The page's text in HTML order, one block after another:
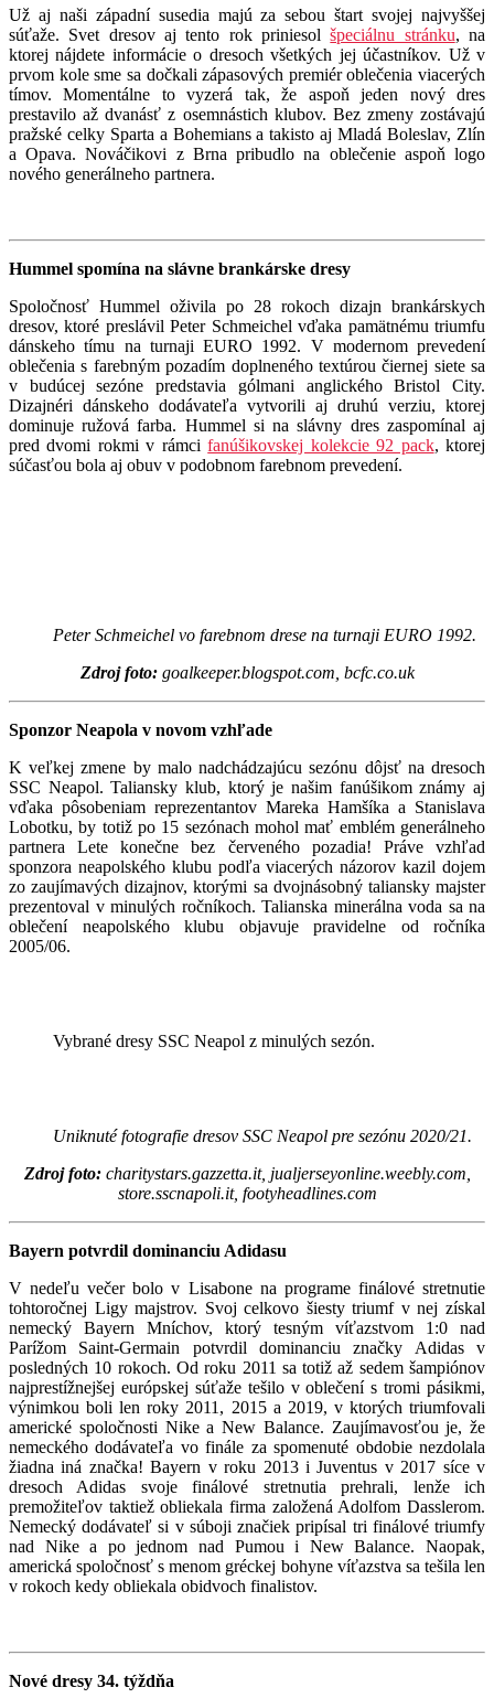
Už aj naši západní susedia majú za sebou štart svojej najvyššej
súťaže. Svet dresov aj tento rok priniesolšpeciálnu stránku, na
ktorej nájdete informácie o dresoch všetkých jej účastníkov. Už v
prvom kole sme sa dočkali zápasových premiér oblečenia viacerých
tímov. Momentálne to vyzerá tak, že aspoň jeden nový dres
prestavilo až dvanásť z osemnástich klubov. Bez zmeny zostávajú
pražské celky Sparta a Bohemians a takisto aj Mladá Boleslav, Zlín
a Opava. Nováčikovi z Brna pribudlo na oblečenie aspoň logo
nového generálneho partnera.
Hummel spomína na slávne brankárske dresy
Spoločnosť Hummel oživila po 28 rokoch dizajn brankárskych
dresov, ktoré preslávil Peter Schmeichel vďaka pamätnému triumfu
dánskeho tímu na turnaji EURO 1992. V modernom prevedení
oblečenia s farebným pozadím doplneného textúrou čiernej siete sa
v budúcej sezóne predstavia gólmani anglického Bristol City.
Dizajnéri dánskeho dodávateľa vytvorili aj druhú verziu, ktorej
dominuje ružová farba. Hummel si na slávny dres zaspomínal aj
pred dvomi rokmi v rámcifanúšikovskej kolekcie 92 pack, ktorej
súčasťou bola aj obuv v podobnom farebnom prevedení.
Peter Schmeichel vo farebnom drese na turnaji EURO 1992.
Zdroj foto:goalkeeper.blogspot.com, bcfc.co.uk
Sponzor Neapola v novom vzhľade
K veľkej zmene by malo nadchádzajúcu sezónu dôjsť na dresoch
SSC Neapol. Taliansky klub, ktorý je našim fanúšikom známy aj
vďaka pôsobeniam reprezentantov Mareka Hamšíka a Stanislava
Lobotku, by totiž po 15 sezónach mohol mať emblém generálneho
partnera Lete konečne bez červeného pozadia! Práve vzhľad
sponzora neapolského klubu podľa viacerých názorov kazil dojem
zo zaujímavých dizajnov, ktorými sa dvojnásobný taliansky majster
prezentoval v minulých ročníkoch. Talianska minerálna voda sa na
oblečení neapolského klubu objavuje pravidelne od ročníka
2005/06.
Vybrané dresy SSC Neapol z minulých sezón.
Uniknuté fotografie dresov SSC Neapol pre sezónu 2020/21.
Zdroj foto: charitystars.gazzetta.it, jualjerseyonline.weebly.com,
store.sscnapoli.it, footyheadlines.com
Bayern potvrdil dominanciu Adidasu
V nedeľu večer bolo v Lisabone na programe finálové stretnutie
tohtoročnej Ligy majstrov. Svoj celkovo šiesty triumf v nej získal
nemecký Bayern Mníchov, ktorý tesným víťazstvom 1:0 nad
Parížom Saint-Germain potvrdil dominanciu značky Adidas v
posledných 10 rokoch. Od roku 2011 sa totiž až sedem šampiónov
najprestížnejšej európskej súťaže tešilo v oblečení s tromi pásikmi,
výnimkou boli len roky 2011, 2015 a 2019, v ktorých triumfovali
americké spoločnosti Nike a New Balance. Zaujímavosťou je, že
nemeckého dodávateľa vo finále za spomenuté obdobie nezdolala
žiadna iná značka! Bayern v roku 2013 i Juventus v 2017 síce v
dresoch Adidas svoje finálové stretnutia prehrali, lenže ich
premožiteľov taktiež obliekala firma založená Adolfom Dasslerom.
Nemecký dodávateľ si v súboji značiek pripísal tri finálové triumfy
nad Nike a po jednom nad Pumou i New Balance. Naopak,
americká spoločnosť s menom gréckej bohyne víťazstva sa tešila len
v rokoch kedy obliekala obidvoch finalistov.
Nové dresy 34. týždňa